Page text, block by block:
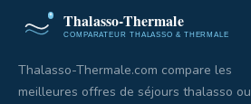
Thalasso-Thermale.com compare les
meilleures offres de séjours thalasso ou